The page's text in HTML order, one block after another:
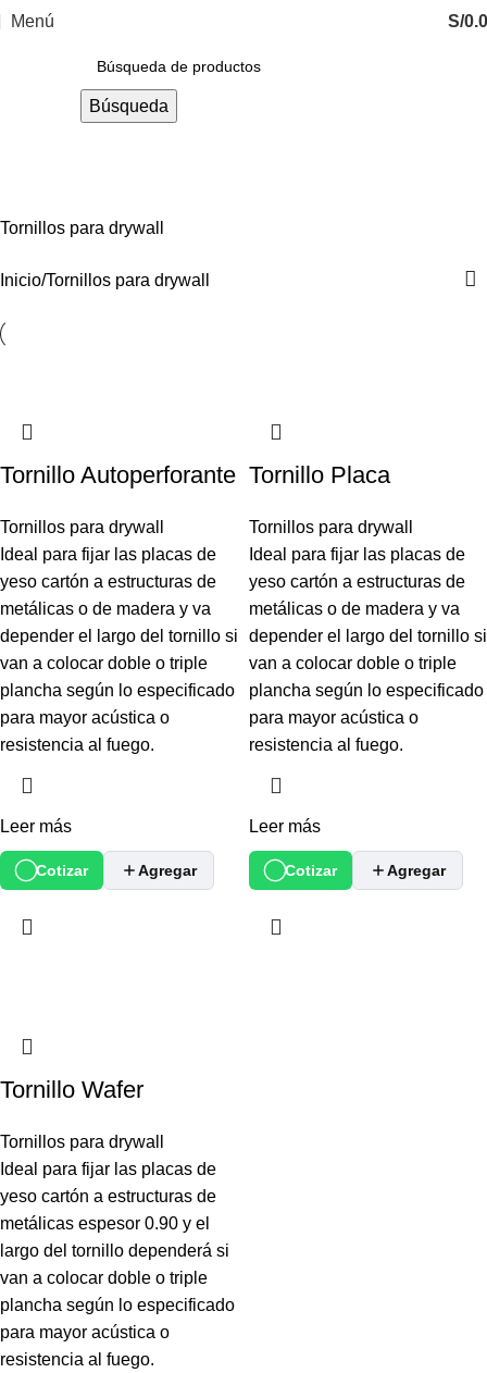
Menú S/
Búsqueda
Tornillos para drywall
Inicio Tornillos para drywall
Tornillo Autoperforante
Tornillos para drywall
Ideal para fijar las placas de
yeso cartón a estructuras de
metálicas o de madera y va
depender el largo del tornillo si
van a colocar doble o triple
plancha según lo especificado
para mayor acústica o
resistencia al fuego.
Leer más
Cotizar Agregar
Tornillo Placa
Tornillos para drywall
Ideal para fijar las placas de
yeso cartón a estructuras de
metálicas o de madera y va
depender el largo del tornillo si
van a colocar doble o triple
plancha según lo especificado
para mayor acústica o
resistencia al fuego.
Leer más
Cotizar Agregar
Tornillo Wafer
Tornillos para drywall
Ideal para fijar las placas de
yeso cartón a estructuras de
metálicas espesor 0.90 y el
largo del tornillo dependerá si
van a colocar doble o triple
plancha según lo especificado
para mayor acústica o
resistencia al fuego.